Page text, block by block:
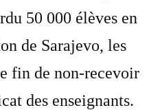
50 000 élèves en
de Sarajevo, les
fin de non-recevoir
des enseignants.